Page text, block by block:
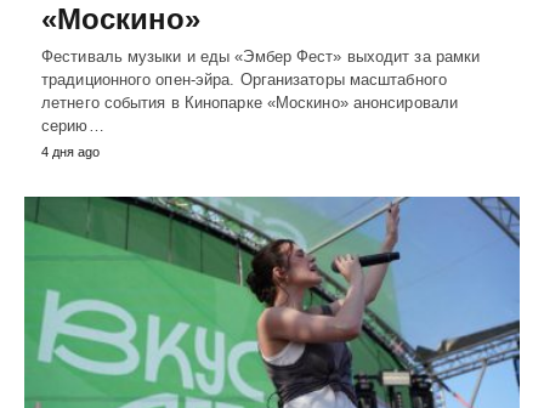
«Москино»
Фестиваль музыки и еды «Эмбер Фест» выходит за рамки
традиционного опен-эйра. Организаторы масштабного
летнего события в Кинопарке «Москино» анонсировали
серию…
4 дня ago